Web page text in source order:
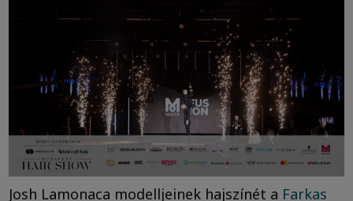
Josh Lamonaca modelljeinek hajszínét a Farkas